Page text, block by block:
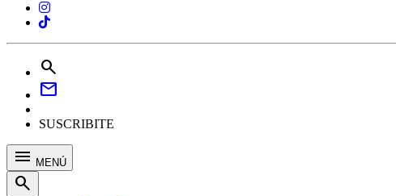
search
mail
SUSCRIBITE
menu MENÚ
search